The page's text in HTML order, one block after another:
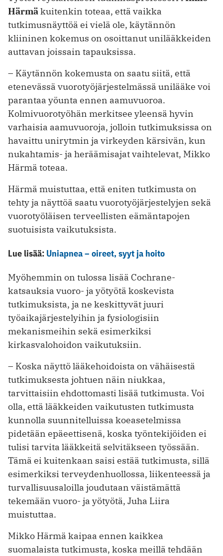
Härmäkuitenkin toteaa, että vaikka
tutkimusnäyttöä ei vielä ole, käytännön
kliininen kokemus on osoittanut unilääkkeiden
auttavan joissain tapauksissa.
– Käytännön kokemusta on saatu siitä, että
etenevässä vuorotyöjärjestelmässä unilääke voi
parantaa yöunta ennen aamuvuoroa.
Kolmivuorotyöhän merkitsee yleensä hyvin
varhaisia aamuvuoroja, jolloin tutkimuksissa on
havaittu unirytmin ja virkeyden kärsivän, kun
nukahtamis- ja heräämisajat vaihtelevat, Mikko
Härmä toteaa.
Härmä muistuttaa, että eniten tutkimusta on
tehty ja näyttöä saatu vuorotyöjärjestelyjen sekä
vuorotyöläisen terveellisten eämäntapojen
suotuisista vaikutuksista.
Lue lisää: Uniapnea – oireet, syyt ja hoito
Myöhemmin on tulossa lisää Cochrane-
katsauksia vuoro- ja yötyötä koskevista
tutkimuksista, ja ne keskittyvät juuri
työaikajärjestelyihin ja fysiologisiin
mekanismeihin sekä esimerkiksi
kirkasvalohoidon vaikutuksiin.
– Koska näyttö lääkehoidoista on vähäisestä
tutkimuksesta johtuen näin niukkaa,
tarvittaisiin ehdottomasti lisää tutkimusta. Voi
olla, että lääkkeiden vaikutusten tutkimusta
kunnolla suunnitelluissa koeasetelmissa
pidetään epäeettisenä, koska työntekijöiden ei
tulisi tarvita lääkkeitä selvitäkseen työssään.
Tämä ei kuitenkaan saisi estää tutkimusta, sillä
esimerkiksi terveydenhuollossa, liikenteessä ja
turvallisuusaloilla joudutaan väistämättä
tekemään vuoro- ja yötyötä, Juha Liira
muistuttaa.
Mikko Härmä kaipaa ennen kaikkea
suomalaista tutkimusta, koska meillä tehdään